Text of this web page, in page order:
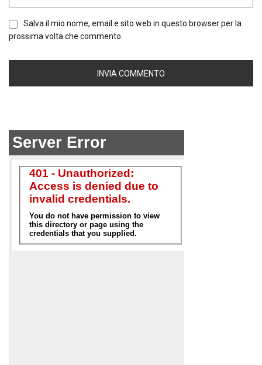
Salva il mio nome, email e sito web in questo browser per la
prossima volta che commento.